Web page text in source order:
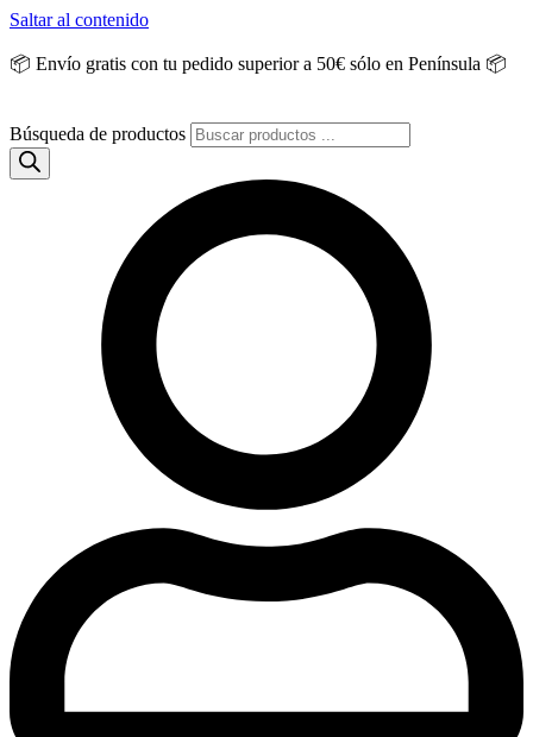
Saltar al contenido
📦 Envío gratis con tu pedido superior a 50€ sólo en Península 📦
Búsqueda de productos